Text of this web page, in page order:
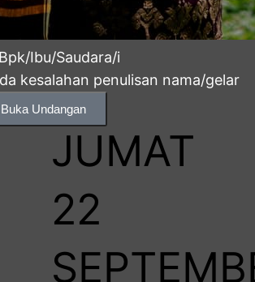
Ibu/Saudara/i
kesalahan penulisan nama/gelar
Buka Undangan
JUMAT
22